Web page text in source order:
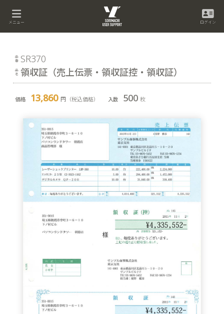
メニュー ログイン
SR370
領収証（売上伝票・領収証控・領収証）
13,860 円（税込価格） 500 枚